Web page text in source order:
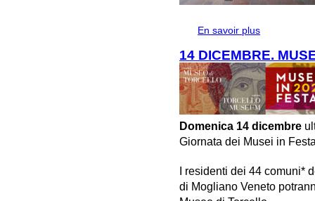
En savoir plus
14 DICEMBRE.
Domenica 14 dicembre
Giornata dei Musei in
I residenti dei 44 comuni*
di Mogliano Veneto